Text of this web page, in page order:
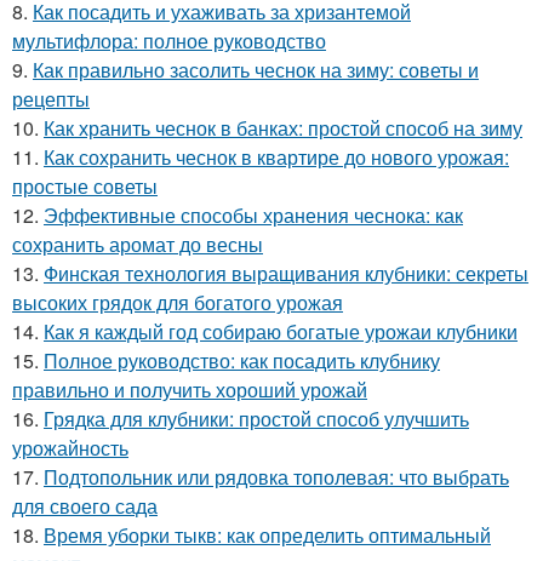
8. Как посадить и ухаживать за хризантемой
мультифлора: полное руководство
9. Как правильно засолить чеснок на зиму: советы и
рецепты
10. Как хранить чеснок в банках: простой способ на зиму
11. Как сохранить чеснок в квартире до нового урожая:
простые советы
12. Эффективные способы хранения чеснока: как
сохранить аромат до весны
13. Финская технология выращивания клубники: секреты
высоких грядок для богатого урожая
14. Как я каждый год собираю богатые урожаи клубники
15. Полное руководство: как посадить клубнику
правильно и получить хороший урожай
16. Грядка для клубники: простой способ улучшить
урожайность
17. Подтопольник или рядовка тополевая: что выбрать
для своего сада
18. Время уборки тыкв: как определить оптимальный